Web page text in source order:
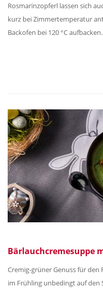
Rosmarinzopferl lassen sich
kurz bei Zimmertemperatur
Backofen bei 120 °C aufbacken.
Bärlauchcremesuppe
Cremig-grüner Genuss für
im Frühling unbedingt auf den